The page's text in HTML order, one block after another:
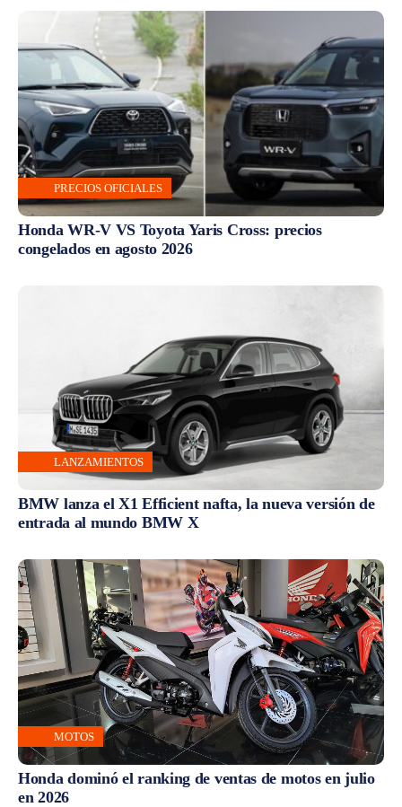
PRECIOS OFICIALES
Honda WR-V VS Toyota Yaris Cross: precios
congelados en agosto 2026
LANZAMIENTOS
BMW lanza el X1 Efficient nafta, la nueva versión de
entrada al mundo BMW X
MOTOS
Honda dominó el ranking de ventas de motos en julio
en 2026